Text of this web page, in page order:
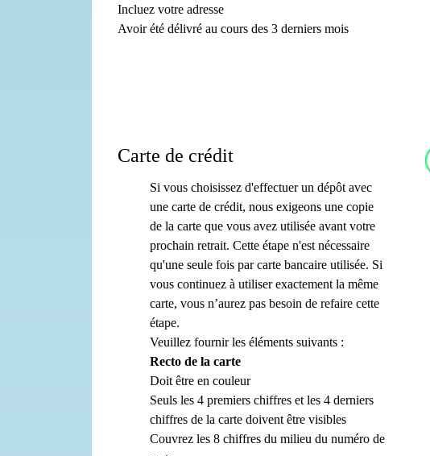
Incluez votre adresse
Avoir été délivré au cours des 3 derniers mois
Carte de crédit
Si vous choisissez d'effectuer un dépôt avec
une carte de crédit, nous exigeons une copie
de la carte que vous avez utilisée avant votre
prochain retrait. Cette étape n'est nécessaire
qu'une seule fois par carte bancaire utilisée. Si
vous continuez à utiliser exactement la même
carte, vous n’aurez pas besoin de refaire cette
étape.
Veuillez fournir les éléments suivants :
Recto de la carte
Doit être en couleur
Seuls les 4 premiers chiffres et les 4 derniers
chiffres de la carte doivent être visibles
Couvrez les 8 chiffres du milieu du numéro de